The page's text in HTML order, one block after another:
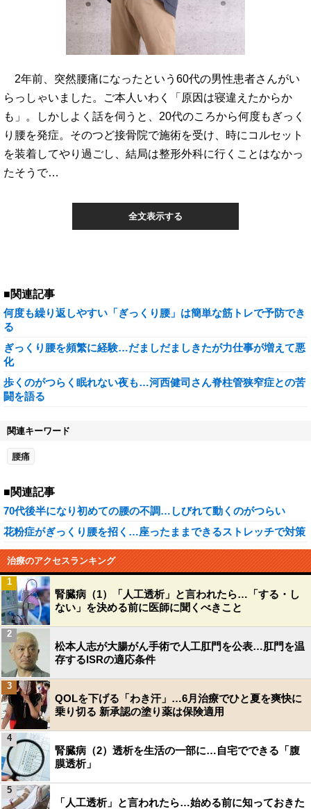
2年前、突然腰痛になったという60代の男性患者さんがい
らっしゃいました。ご本人いわく「原因は寝違えたからか
も」。しかしよく話を伺うと、20代のころから何度もぎっく
り腰を発症。そのつど接骨院で施術を受け、時にコルセット
を装着してやり過ごし、結局は整形外科に行くことはなかっ
たそうで…
全文表示する
■関連記事
何度も繰り返しやすい「ぎっくり腰」は簡単な筋トレで予防でき
る
ぎっくり腰を頻繁に経験…だましだましきたが力仕事が増えて悪
化
歩くのがつらく眠れない夜も…河西健司さん脊柱管狭窄症との苦
闘を語る
関連キーワード
腰痛
■関連記事
70代後半になり初めての腰の不調…しびれて動くのがつらい
花粉症がぎっくり腰を招く…座ったままできるストレッチで対策
治療のアクセスランキング
腎臓病（1）「人工透析」と言われたら…「する・し
ない」を決める前に医師に聞くべきこと
1
松本人志が大腸がん手術で人工肛門を公表…肛門を温
存するISRの適応条件
2
QOLを下げる「わき汗」…6月治療でひと夏を爽快に
乗り切る 新承認の塗り薬は保険適用
3
腎臓病（2）透析を生活の一部に…自宅でできる「腹
膜透析」
4
「人工透析」と言われたら…始める前に知っておきた
5